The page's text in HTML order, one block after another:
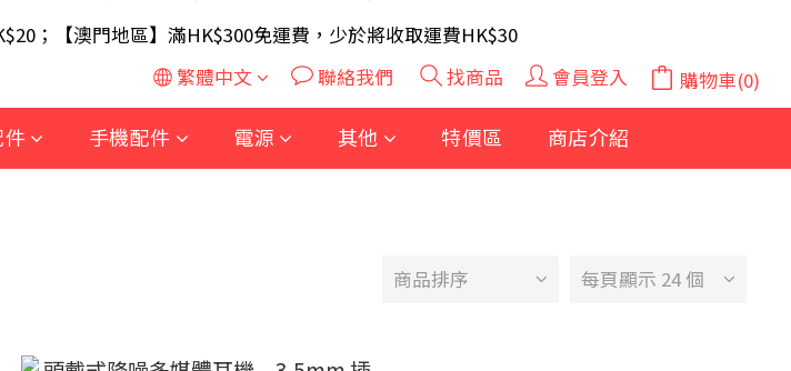
充電器 ; 滿$699 再送 AA/AAA 電芯40粒(隨機及根據庫存調整)
；【澳門地區】滿HK$300免運費，少於將收取運費HK$30
充電器 ; 滿$699 再送 AA/AAA 電芯40粒(隨機及根據庫存調整)
繁體中文 聯絡我們 找商品 會員登入 購物車(0)
手機配件 電源 其他 特價區 商店介紹
商品排序 每頁顯示 24 個